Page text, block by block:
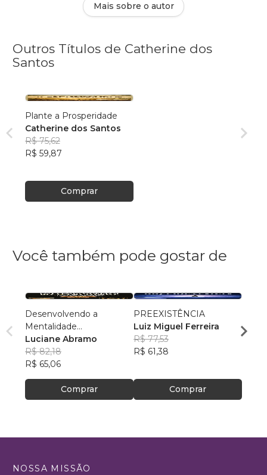
Mais sobre o autor
Outros Títulos de Catherine dos
Santos
Plante a Prosperidade
Catherine dos Santos
R$ 75,62
R$ 59,87
Comprar
Você também pode gostar de
Desenvolvendo a
Mentalidade
Empreendedora
Luciane Abramo
R$ 82,18
R$ 65,06
Comprar
PREEXISTÊNCIA
Luiz Miguel Ferreira
R$ 77,53
R$ 61,38
Comprar
R$
NOSSA MISSÃO